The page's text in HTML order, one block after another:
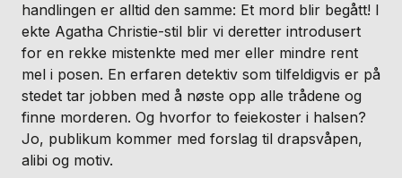
handlingen er alltid den samme: Et mord blir begått! I
ekte Agatha Christie-stil blir vi deretter introdusert
for en rekke mistenkte med mer eller mindre rent
mel i posen. En erfaren detektiv som tilfeldigvis er på
stedet tar jobben med å nøste opp alle trådene og
finne morderen. Og hvorfor to feiekoster i halsen?
Jo, publikum kommer med forslag til drapsvåpen,
alibi og motiv.